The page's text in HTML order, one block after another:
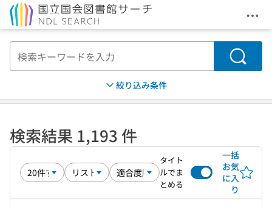
メ
検索
絞り込み条件
検索結果 1,193 件
タイト
ルでま
とめる
一括
お気
に入
り